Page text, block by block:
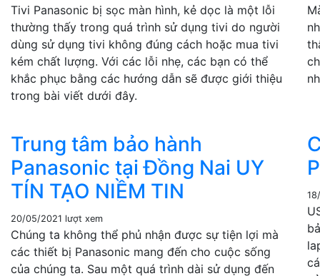
Tivi Panasonic bị sọc màn hình, kẻ dọc là một lỗi
thường thấy trong quá trình sử dụng tivi do người
dùng sử dụng tivi không đúng cách hoặc mua tivi
kém chất lượng. Với các lỗi nhẹ, các bạn có thể
khắc phục bằng các hướng dẫn sẽ được giới thiệu
trong bài viết dưới đây.
Trung tâm bảo hành
Panasonic tại Đồng Nai UY
TÍN TẠO NIỀM TIN
20/05/2021 lượt xem
Chúng ta không thể phủ nhận được sự tiện lợi mà
các thiết bị Panasonic mang đến cho cuộc sống
của chúng ta. Sau một quá trình dài sử dụng đến